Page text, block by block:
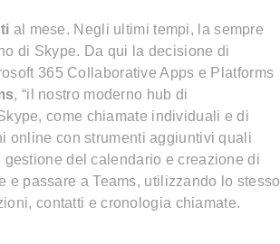
al mese. Negli ultimi tempi, la sempre
di Skype. Da qui la decisione di
365 Collaborative Apps e Platforms
, “il nostro moderno hub di
come chiamate individuali e di
online con strumenti aggiuntivi quali
del calendario e creazione di
e passare a Teams, utilizzando lo stesso
contatti e cronologia chiamate.